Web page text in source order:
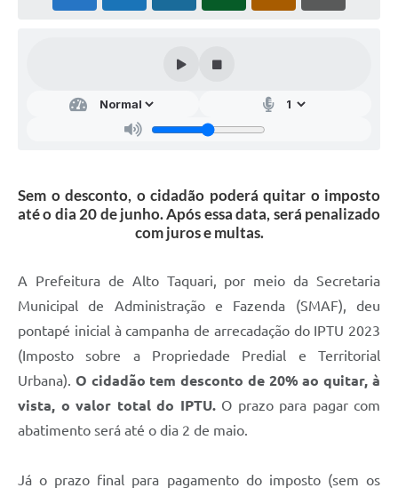
Sem o desconto, o cidadão poderá quitar o imposto
até o dia 20 de junho. Após essa data, será penalizado
com juros e multas.
A Prefeitura de Alto Taquari, por meio da Secretaria
Municipal de Administração e Fazenda (SMAF), deu
pontapé inicial à campanha de arrecadação do IPTU 2023
(Imposto sobre a Propriedade Predial e Territorial
Urbana). O cidadão tem desconto de 20% ao quitar, à
vista, o valor total do IPTU.O prazo para pagar com
abatimento será até o dia 2 de maio.
Já o prazo final para pagamento do imposto (sem os